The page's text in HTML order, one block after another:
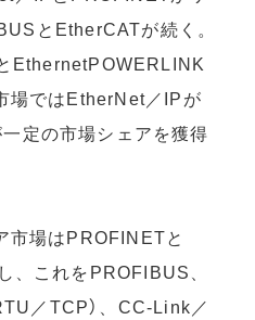
とEtherCATが続く。
EthernetPOWERLINK
場ではEtherNet／IPが
定の市場シェアを獲得
市場はPROFINETと
これをPROFIBUS、
／TCP）、CC-Link／